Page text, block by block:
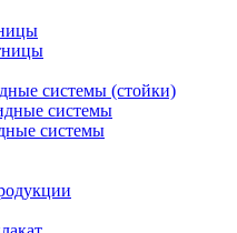
системы (стойки)
системы
системы